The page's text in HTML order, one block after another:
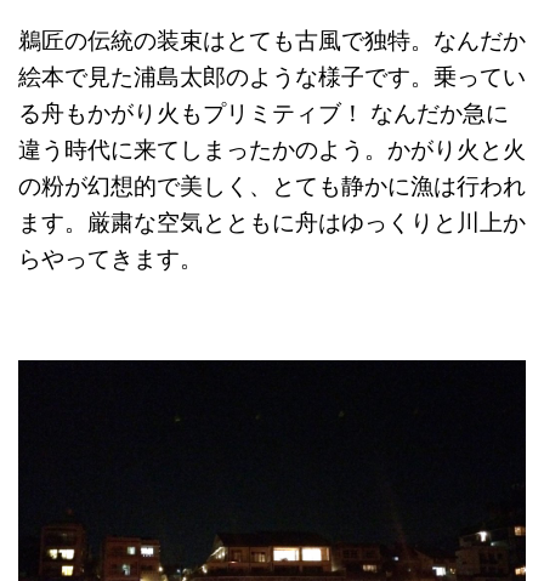
鵜匠の伝統の装束はとても古風で独特。なんだか
絵本で見た浦島太郎のような様子です。乗ってい
る舟もかがり火もプリミティブ！ なんだか急に
違う時代に来てしまったかのよう。かがり火と火
の粉が幻想的で美しく、とても静かに漁は行われ
ます。厳粛な空気とともに舟はゆっくりと川上か
らやってきます。